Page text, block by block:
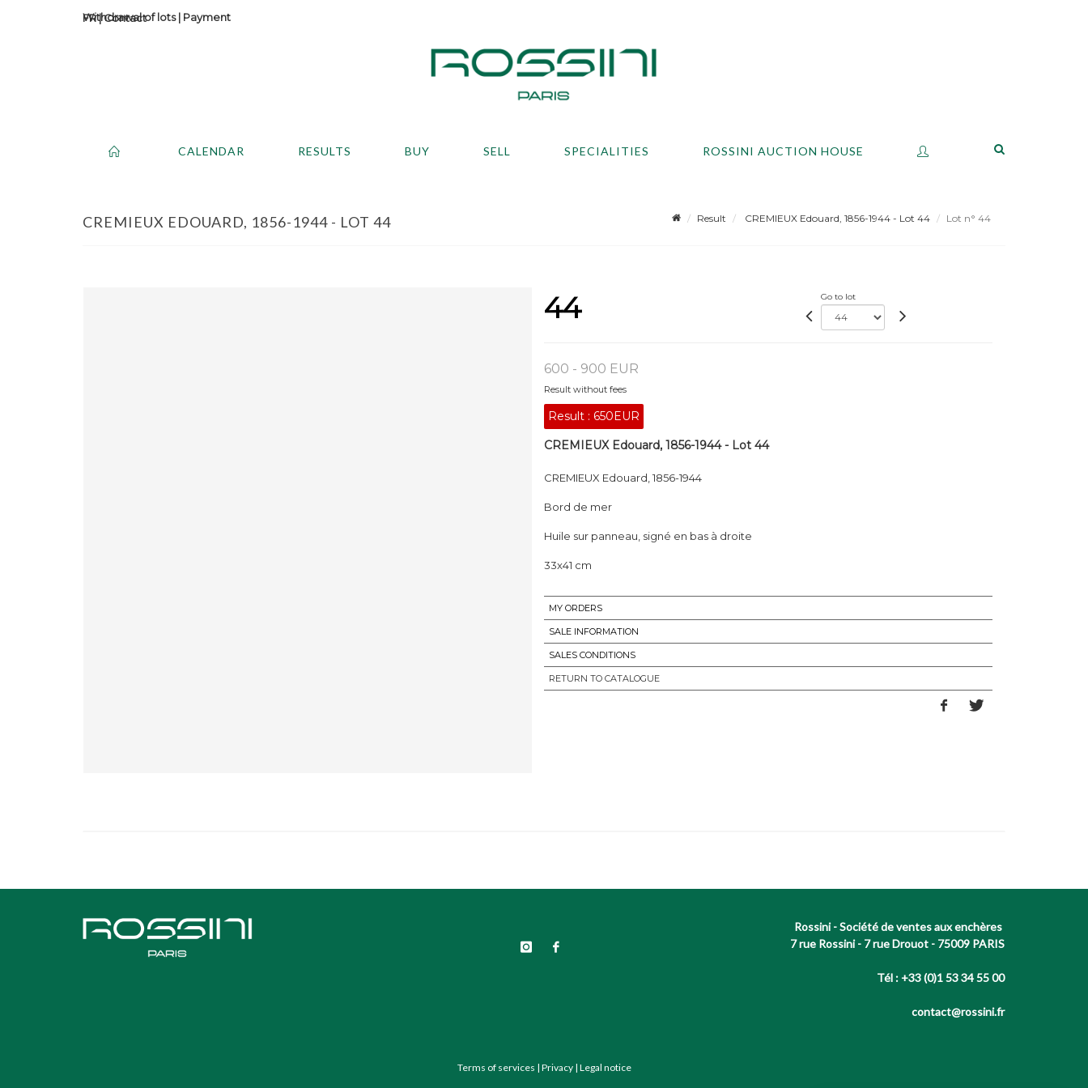
Contact
Withdrawal of lots| Payment
CALENDAR RESULTS BUY SELL SPECIALITIES ROSSINI AUCTION HOUSE
CREMIEUX EDOUARD, 1856-1944 - LOT 44 Result CREMIEUX Edouard, 1856-1944 - Lot 44 Lot n° 44
44 Go to lot
600 - 900 EUR
Result without fees
Result : 650EUR
CREMIEUX Edouard, 1856-1944 - Lot 44
CREMIEUX Edouard, 1856-1944
Bord de mer
Huile sur panneau, signé en bas à droite
33x41 cm
MY ORDERS
SALE INFORMATION
SALES CONDITIONS
RETURN TO CATALOGUE
Rossini - Société de ventes aux enchères
7 rue Rossini - 7 rue Drouot - 75009 PARIS
Tél : +33 (0)1 53 34 55 00
contact@rossini.fr
Terms of services | Privacy| Legal notice